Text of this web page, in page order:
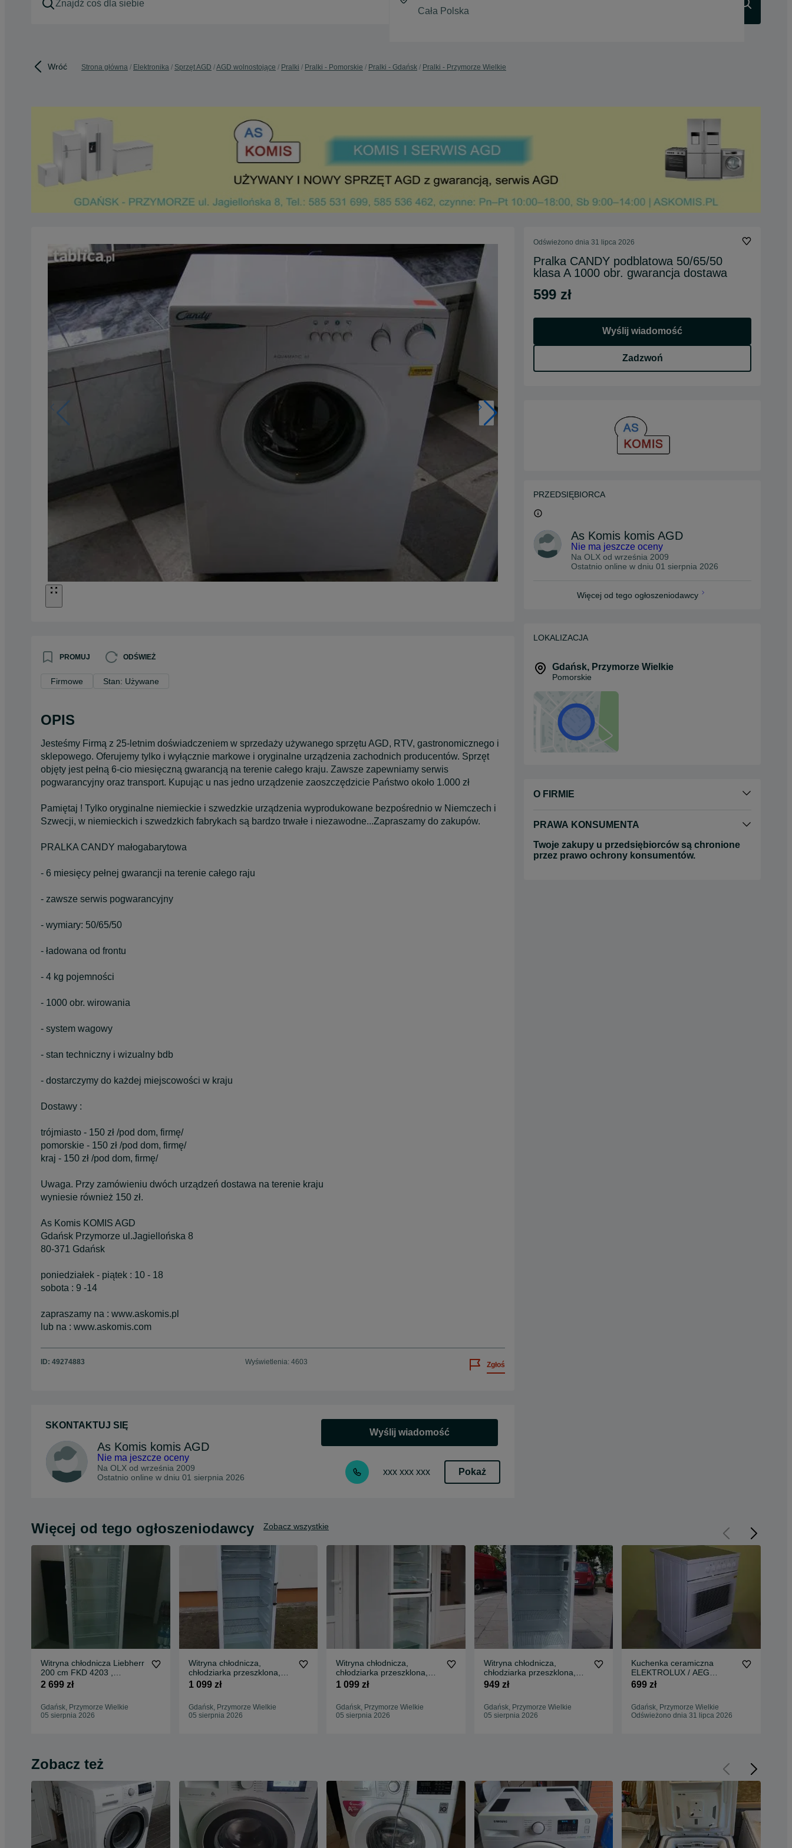
Wróć Strona główna Elektronika Sprzęt AGD AGD wolnostojące Pralki Pralki - Pomorskie Pralki - Gdańsk Pralki - Przymorze Wielkie
PROMUJ ODŚWIEŻ
Firmowe Stan: Używane
OPIS
Jesteśmy Firmą z 25-letnim doświadczeniem w sprzedaży używanego sprzętu AGD, RTV, gastronomicznego i
sklepowego. Oferujemy tylko i wyłącznie markowe i oryginalne urządzenia zachodnich producentów. Sprzęt
objęty jest pełną 6-cio miesięczną gwarancją na terenie całego kraju. Zawsze zapewniamy serwis
pogwarancyjny oraz transport. Kupując u nas jedno urządzenie zaoszczędzicie Państwo około 1.000 zł
Pamiętaj ! Tylko oryginalne niemieckie i szwedzkie urządzenia wyprodukowane bezpośrednio w Niemczech i
Szwecji, w niemieckich i szwedzkich fabrykach są bardzo trwałe i niezawodne...Zapraszamy do zakupów.
PRALKA CANDY małogabarytowa
- 6 miesięcy pełnej gwarancji na terenie całego raju
- zawsze serwis pogwarancyjny
- wymiary: 50/65/50
- ładowana od frontu
- 4 kg pojemności
- 1000 obr. wirowania
- system wagowy
- stan techniczny i wizualny bdb
- dostarczymy do każdej miejscowości w kraju
Dostawy :
trójmiasto - 150 zł /pod dom, firmę/
pomorskie - 150 zł /pod dom, firmę/
kraj - 150 zł /pod dom, firmę/
Uwaga. Przy zamówieniu dwóch urządzeń dostawa na terenie kraju
wyniesie również 150 zł.
As Komis KOMIS AGD
Gdańsk Przymorze ul.Jagiellońska 8
80-371 Gdańsk
poniedziałek - piątek : 10 - 18
sobota : 9 -14
zapraszamy na : www.askomis.pl
lub na : www.askomis.com
ID: 49274883 Wyświetlenia: 4603 Zgłoś
SKONTAKTUJ SIĘ
As Komis komis AGD
Nie ma jeszcze oceny
Na OLX od września 2009
Ostatnio online w dniu 01 sierpnia 2026
Wyślij wiadomość
xxx xxx xxx Pokaż
Odświeżono dnia 31 lipca 2026
Pralka CANDY podblatowa 50/65/50
klasa A 1000 obr. gwarancja dostawa
599 zł
Wyślij wiadomość
Zadzwoń
PRZEDSIĘBIORCA
As Komis komis AGD
Nie ma jeszcze oceny
Na OLX od września 2009
Ostatnio online w dniu 01 sierpnia 2026
Więcej od tego ogłoszeniodawcy
LOKALIZACJA
Gdańsk, Przymorze Wielkie
Pomorskie
O FIRMIE
PRAWA KONSUMENTA
Twoje zakupy u przedsiębiorców są chronione
przez prawo ochrony konsumentów.
Więcej od tego ogłoszeniodawcy Zobacz wszystkie
Witryna chłodnicza Liebherr
200 cm FKD 4203 ,
Chłodziarka przeszklona
2 699 zł
Gdańsk, Przymorze Wielkie
05 sierpnia 2026
Witryna chłodnicza,
chłodziarka przeszklona,
lada Husqvarna gwar dost
1 099 zł
Gdańsk, Przymorze Wielkie
05 sierpnia 2026
Witryna chłodnicza,
chłodziarka przeszklona,
lada Elektrolux gwar dost
1 099 zł
Gdańsk, Przymorze Wielkie
05 sierpnia 2026
Witryna chłodnicza,
chłodziarka przeszklona,
lada Elektrolux gwarancja
949 zł
Gdańsk, Przymorze Wielkie
05 sierpnia 2026
Kuchenka ceramiczna
ELEKTROLUX / AEG
60/85/60 klasa A gwarancja
699 zł
Gdańsk, Przymorze Wielkie
Odświeżono dnia 31 lipca 2026
Zobacz też